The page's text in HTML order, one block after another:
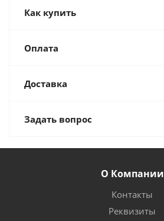
Как купить
Оплата
Доставка
Задать вопрос
О Компании
Контакты
Реквизиты